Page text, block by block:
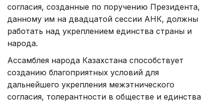
согласия, созданные по поручению Президента,
данному им на двадцатой сессии АНК, должны
работать над укреплением единства страны и
народа.
Ассамблея народа Казахстана способствует
созданию благоприятных условий для
дальнейшего укрепления межэтнического
согласия, толерантности в обществе и единства